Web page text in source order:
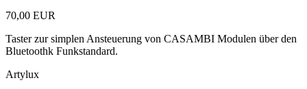
70,00 EUR
Taster zur simplen Ansteuerung von CASAMBI Modulen über den
Bluetoothk Funkstandard.
Artylux